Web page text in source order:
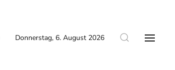
Donnerstag, 6. August 2026